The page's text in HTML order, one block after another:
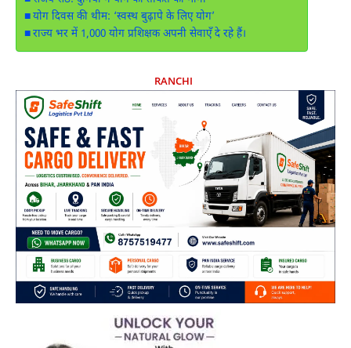
योग दिवस की थीम: ‘स्वस्थ बुढ़ापे के लिए योग’
राज्य भर में 1,000 योग प्रशिक्षक अपनी सेवाएँ दे रहे हैं।
RANCHI